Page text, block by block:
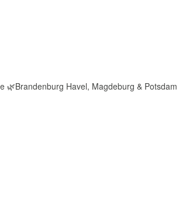
🌿Brandenburg Havel, Magdeburg & Potsdam